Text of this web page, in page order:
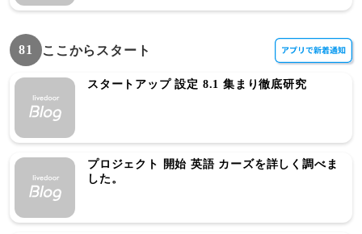
81 ここからスタート
スタートアップ 設定 8.1 集まり徹底研究
プロジェクト 開始 英語 カーズを詳しく調べま
した。